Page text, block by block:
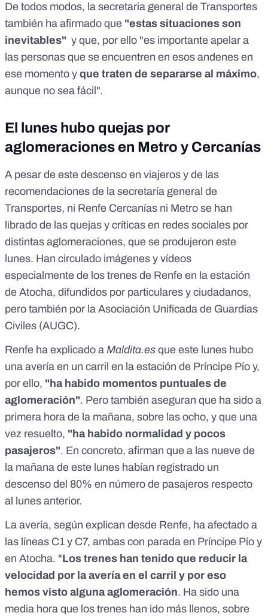
De todos modos, la secretaria general de Transportes
también ha afirmado que "estas situaciones son
inevitables" y que, por ello "es importante apelar a
las personas que se encuentren en esos andenes en
ese momento y que traten de separarse al máximo,
aunque no sea fácil".
El lunes hubo quejas por
aglomeraciones en Metro y Cercanías
A pesar de este descenso en viajeros y de las
recomendaciones de la secretaría general de
Transportes, ni Renfe Cercanías ni Metro se han
librado de las quejas y críticas en redes sociales por
distintas aglomeraciones, que se produjeron este
lunes. Han circulado imágenes y vídeos
especialmente de los trenes de Renfe en la estación
de Atocha, difundidos por particulares y ciudadanos,
pero también por la Asociación Unificada de Guardias
Civiles (AUGC).
Renfe ha explicado a Maldita.es que este lunes hubo
una avería en un carril en la estación de Príncipe Pío y,
por ello, "ha habido momentos puntuales de
aglomeración". Pero también aseguran que ha sido a
primera hora de la mañana, sobre las ocho, y que una
vez resuelto, "ha habido normalidad y pocos
pasajeros". En concreto, afirman que a las nueve de
la mañana de este lunes habían registrado un
descenso del 80% en número de pasajeros respecto
al lunes anterior.
La avería, según explican desde Renfe, ha afectado a
las líneas C1 y C7, ambas con parada en Príncipe Pío y
en Atocha. "Los trenes han tenido que reducir la
velocidad por la avería en el carril y por eso
hemos visto alguna aglomeración. Ha sido una
media hora que los trenes han ido más llenos, sobre